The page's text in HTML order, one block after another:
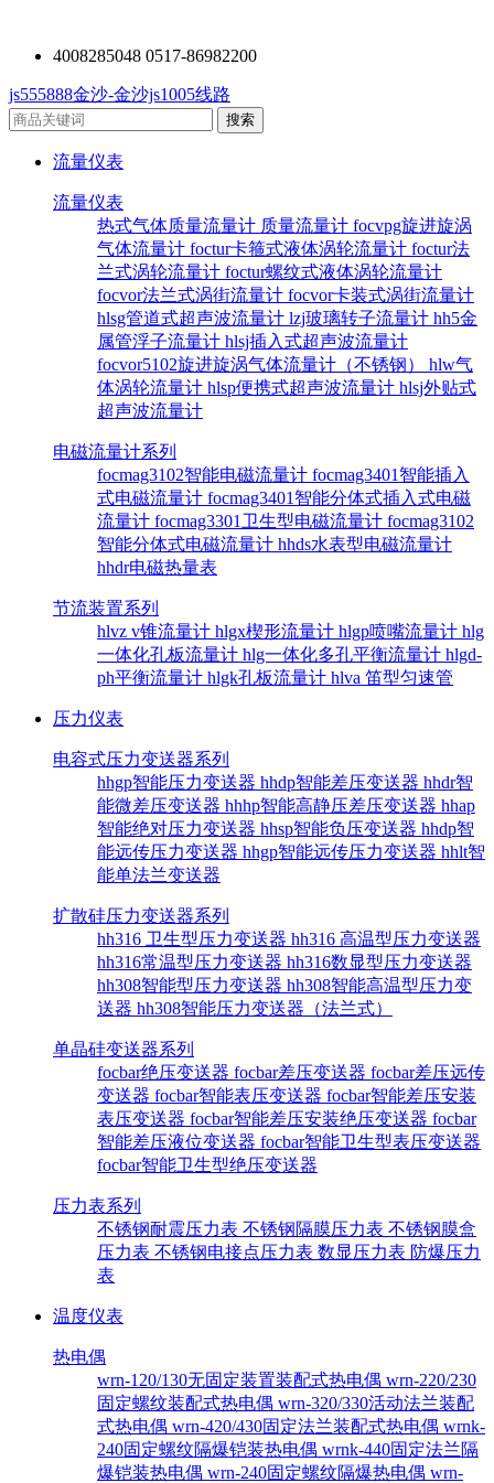
4008285048 0517-86982200
js555888金沙-金沙js1005线路
流量仪表
流量仪表
热式气体质量流量计 质量流量计 focvpg旋进旋涡
气体流量计 foctur卡箍式液体涡轮流量计 foctur法
兰式涡轮流量计 foctur螺纹式液体涡轮流量计
focvor法兰式涡街流量计 focvor卡装式涡街流量计
hlsg管道式超声波流量计 lzj玻璃转子流量计 hh5金
属管浮子流量计 hlsj插入式超声波流量计
focvor5102旋进旋涡气体流量计（不锈钢） hlw气
体涡轮流量计 hlsp便携式超声波流量计 hlsj外贴式
超声波流量计
电磁流量计系列
focmag3102智能电磁流量计 focmag3401智能插入
式电磁流量计 focmag3401智能分体式插入式电磁
流量计 focmag3301卫生型电磁流量计 focmag3102
智能分体式电磁流量计 hhds水表型电磁流量计
hhdr电磁热量表
节流装置系列
hlvz v锥流量计 hlgx楔形流量计 hlgp喷嘴流量计 hlg
一体化孔板流量计 hlg一体化多孔平衡流量计 hlgd-
ph平衡流量计 hlgk孔板流量计 hlva 笛型匀速管
压力仪表
电容式压力变送器系列
hhgp智能压力变送器 hhdp智能差压变送器 hhdr智
能微差压变送器 hhhp智能高静压差压变送器 hhap
智能绝对压力变送器 hhsp智能负压变送器 hhdp智
能远传压力变送器 hhgp智能远传压力变送器 hhlt智
能单法兰变送器
扩散硅压力变送器系列
hh316 卫生型压力变送器 hh316 高温型压力变送器
hh316常温型压力变送器 hh316数显型压力变送器
hh308智能型压力变送器 hh308智能高温型压力变
送器 hh308智能压力变送器（法兰式）
单晶硅变送器系列
focbar绝压变送器 focbar差压变送器 focbar差压远传
变送器 focbar智能表压变送器 focbar智能差压安装
表压变送器 focbar智能差压安装绝压变送器 focbar
智能差压液位变送器 focbar智能卫生型表压变送器
focbar智能卫生型绝压变送器
压力表系列
不锈钢耐震压力表 不锈钢隔膜压力表 不锈钢膜盒
压力表 不锈钢电接点压力表 数显压力表 防爆压力
表
温度仪表
热电偶
wrn-120/130无固定装置装配式热电偶 wrn-220/230
固定螺纹装配式热电偶 wrn-320/330活动法兰装配
式热电偶 wrn-420/430固定法兰装配式热电偶 wrnk-
240固定螺纹隔爆铠装热电偶 wrnk-440固定法兰隔
爆铠装热电偶 wrn-240固定螺纹隔爆热电偶 wrn-